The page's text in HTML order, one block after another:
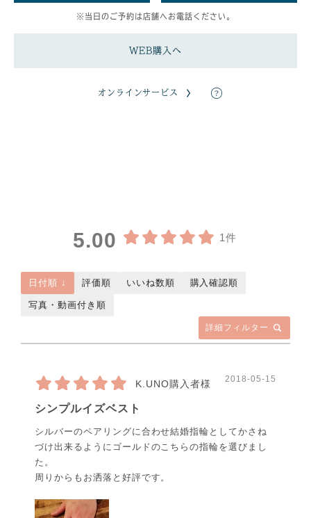
※当日のご予約は店舗へお電話ください。
WEB購入へ
オンラインサービス
5.00 1件
詳細フィルター
日付順 ↓ 評価順 いいね数順 購入確認順
写真・動画付き順
K.UNO購入者様 2018-05-15
シンプルイズベスト
シルバーのペアリングに合わせ結婚指輪としてかさね
づけ出来るようにゴールドのこちらの指輪を選びまし
た。
周りからもお洒落と好評です。